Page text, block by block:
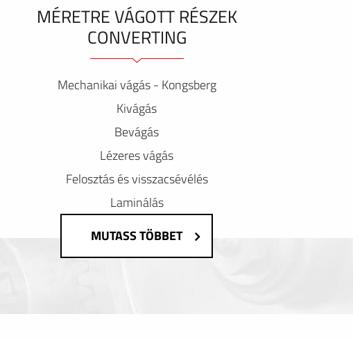
MÉRETRE VÁGOTT RÉSZEK
CONVERTING
Mechanikai vágás - Kongsberg
Kivágás
Bevágás
Lézeres vágás
Felosztás és visszacsévélés
Laminálás
MUTASS TÖBBET